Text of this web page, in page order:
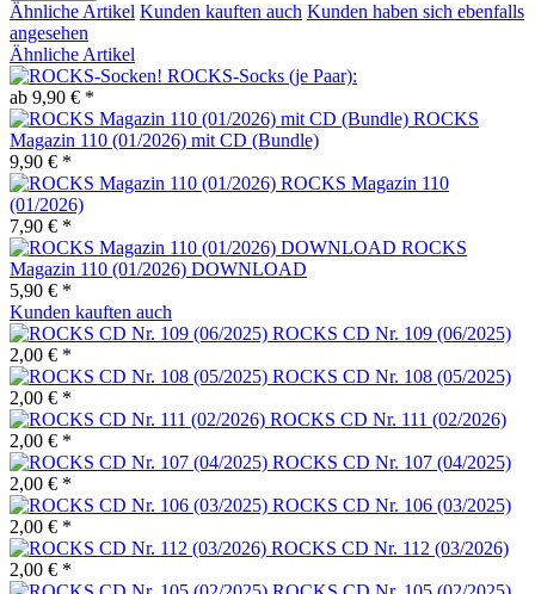
Ähnliche Artikel Kunden kauften auch Kunden haben sich ebenfalls
angesehen
Ähnliche Artikel
ROCKS-Socks (je Paar):
ab 9,90 € *
ROCKS
Magazin 110 (01/2026) mit CD (Bundle)
9,90 € *
ROCKS Magazin 110
(01/2026)
7,90 € *
ROCKS
Magazin 110 (01/2026) DOWNLOAD
5,90 € *
Kunden kauften auch
ROCKS CD Nr. 109 (06/2025)
2,00 € *
ROCKS CD Nr. 108 (05/2025)
2,00 € *
ROCKS CD Nr. 111 (02/2026)
2,00 € *
ROCKS CD Nr. 107 (04/2025)
2,00 € *
ROCKS CD Nr. 106 (03/2025)
2,00 € *
ROCKS CD Nr. 112 (03/2026)
2,00 € *